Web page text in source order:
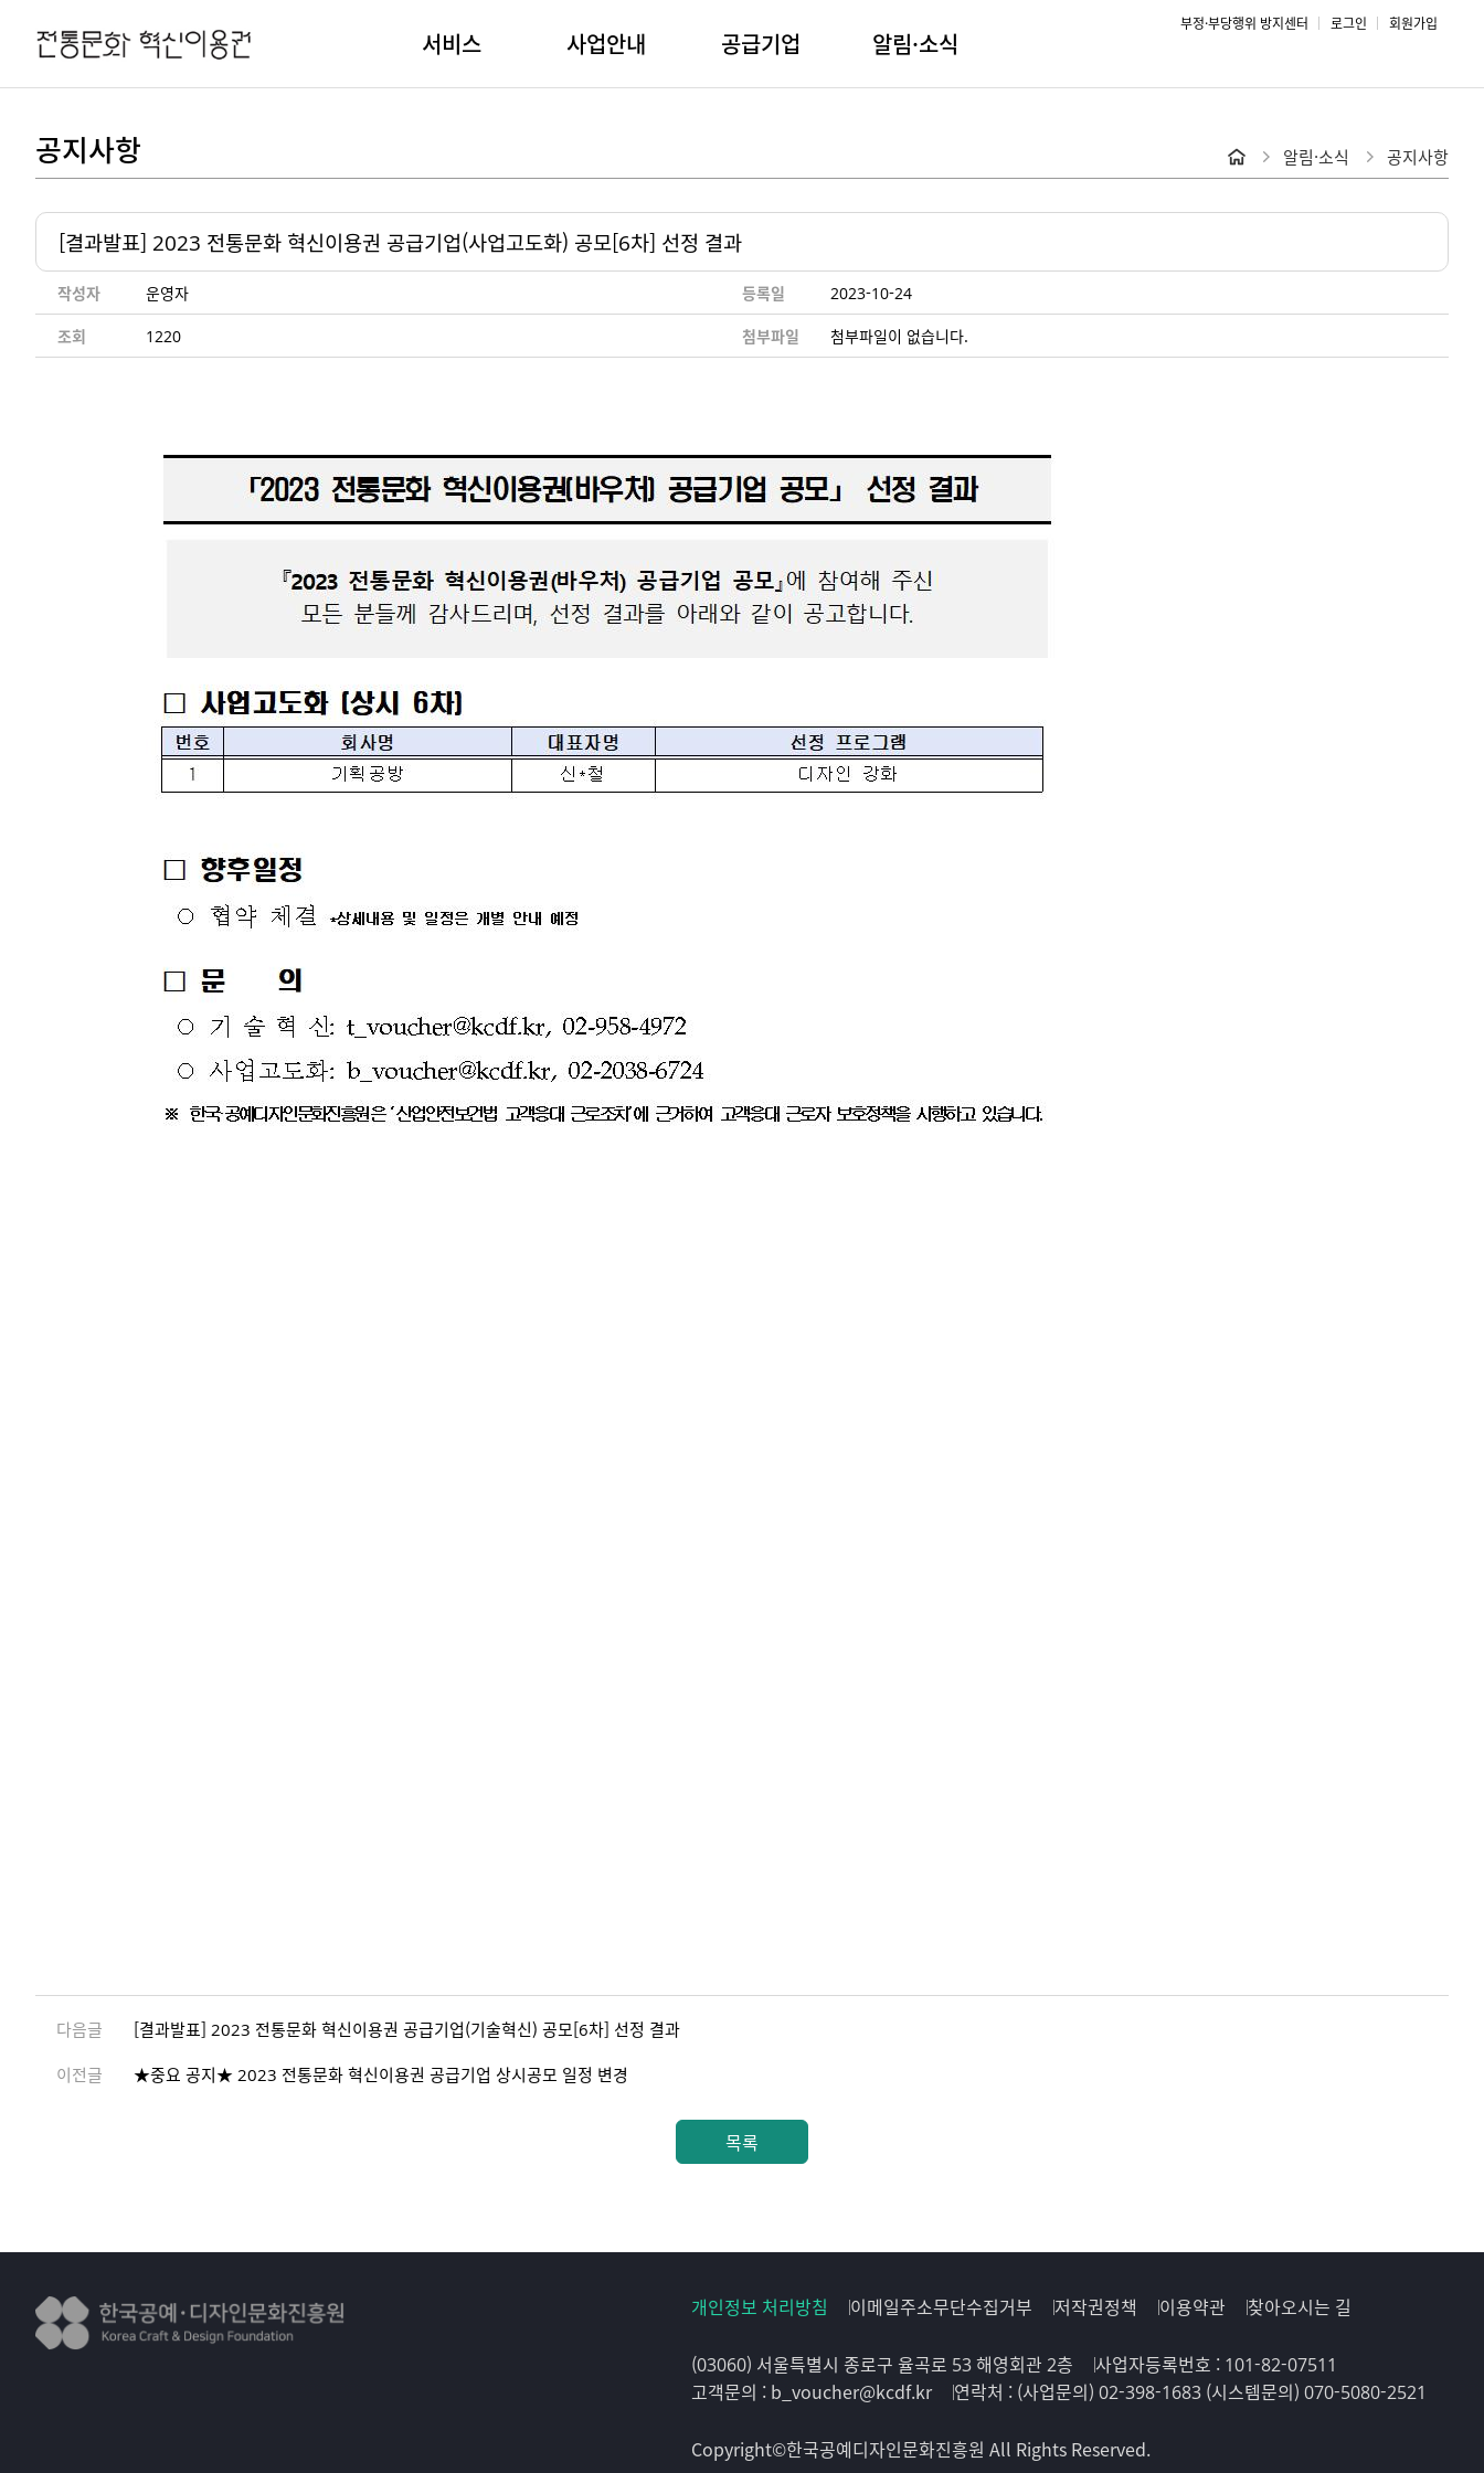
부정·부당행위 방지센터 로그인 회원가입
서비스 사업안내 공급기업 알림·소식
공지사항 알림·소식 공지사항
[결과발표] 2023 전통문화 혁신이용권 공급기업(사업고도화) 공모[6차] 선정 결과
작성자 운영자 등록일
2023-10-24
조회
1220 첨부파일 첨부파일이 없습니다.
다음글
[결과발표] 2023 전통문화 혁신이용권 공급기업(기술혁신) 공모[6차] 선정 결과
이전글
★중요 공지★ 2023 전통문화 혁신이용권 공급기업 상시공모 일정 변경
목록
개인정보 처리방침 이메일주소무단수집거부 저작권정책 이용약관 찾아오시는 길
(03060) 서울특별시 종로구 율곡로 53 해영회관 2층
사업자등록번호 : 101-82-07511
고객문의 : b_voucher@kcdf.kr
연락처 : (사업문의) 02-398-1683 (시스템문의) 070-5080-2521
Copyright©한국공예디자인문화진흥원 All Rights Reserved.